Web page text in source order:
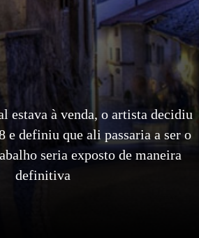
estava à venda, o artista decidiu
e definiu que ali passaria a ser o
seria exposto de maneira
definitiva